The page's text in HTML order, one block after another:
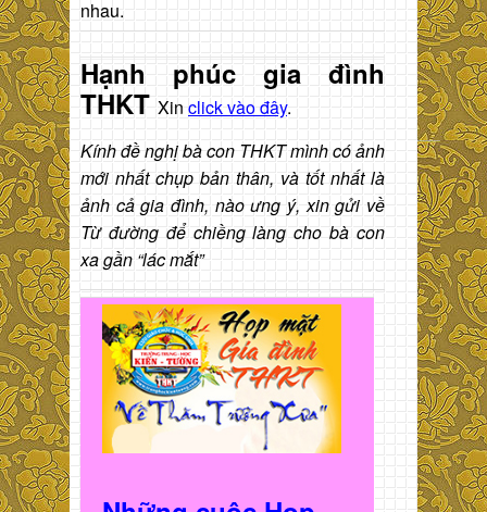
nhau.
Hạnh phúc gia đình
THKT Xin click vào đây.
Kính đề nghị bà con THKT mình có ảnh
mới nhất chụp bản thân, và tốt nhất là
ảnh cả gia đình, nào ưng ý, xin gửi về
Từ đường để chiềng làng cho bà con
xa gần “lác mắt”